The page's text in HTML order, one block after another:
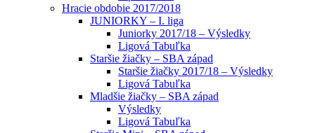
Hracie obdobie 2017/2018
JUNIORKY – I. liga
Juniorky 2017/18 – Výsledky
Ligová Tabuľka
Staršie žiačky – SBA západ
Staršie žiačky 2017/18 – Výsledky
Ligová Tabuľka
Mladšie žiačky – SBA západ
Výsledky
Ligová Tabuľka